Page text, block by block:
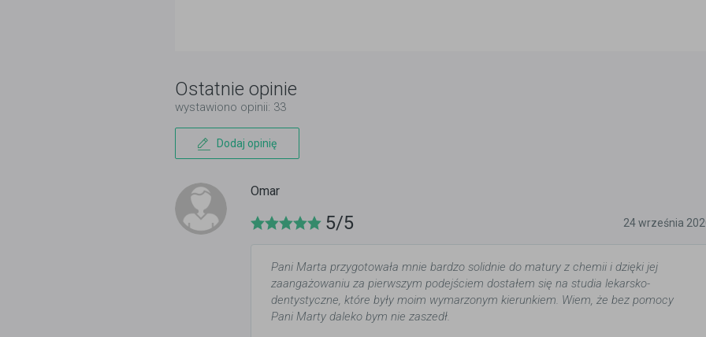
Ostatnie opinie
wystawiono opinii: 33
Dodaj opinię
Omar
5/5 24 września
Pani Marta przygotowała mnie bardzo solidnie do matury z chemii i dzięki jej
zaangażowaniu za pierwszym podejściem dostałem się na studia lekarsko-
dentystyczne, które były moim wymarzonym kierunkiem. Wiem, że bez pomocy
Pani Marty daleko bym nie zaszedł.